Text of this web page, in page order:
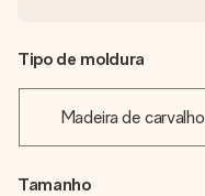
Tipo de moldura
Madeira de carvalho
Tamanho